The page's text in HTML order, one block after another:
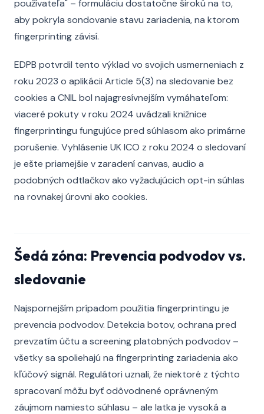
používateľa" – formuláciu dostatočne širokú na to,
aby pokryla sondovanie stavu zariadenia, na ktorom
fingerprinting závisí.
EDPB potvrdil tento výklad vo svojich usmerneniach z
roku 2023 o aplikácii Article 5(3) na sledovanie bez
cookies a CNIL bol najagresívnejším vymáhateľom:
viaceré pokuty v roku 2024 uvádzali knižnice
fingerprintingu fungujúce pred súhlasom ako primárne
porušenie. Vyhlásenie UK ICO z roku 2024 o sledovaní
je ešte priamejšie v zaradení canvas, audio a
podobných odtlačkov ako vyžadujúcich opt-in súhlas
na rovnakej úrovni ako cookies.
Šedá zóna: Prevencia podvodov vs.
sledovanie
Najspornejším prípadom použitia fingerprintingu je
prevencia podvodov. Detekcia botov, ochrana pred
prevzatím účtu a screening platobných podvodov –
všetky sa spoliehajú na fingerprinting zariadenia ako
kľúčový signál. Regulátori uznali, že niektoré z týchto
spracovaní môžu byť odôvodnené oprávneným
záujmom namiesto súhlasu – ale latka je vysoká a